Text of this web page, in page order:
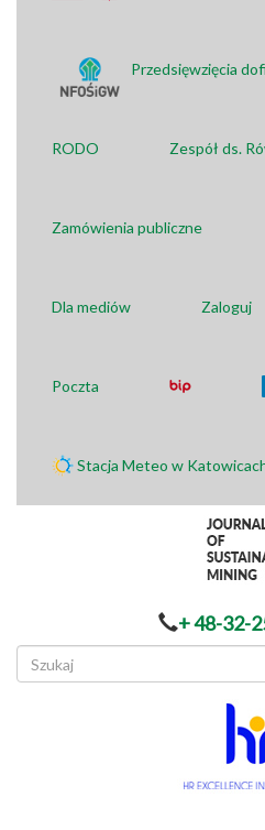
Przedsięwzięcia
RODO Zespół ds.
Zamówienia publiczne
Dla mediów Zaloguj
Poczta
Stacja Meteo w
+ 48-32-
Formularz